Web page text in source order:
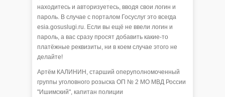
находитесь и авторизуетесь, вводя свои логин и
пароль. В случае с порталом Госуслуг это всегда
esia.gosuslugi.ru. Если вы ещё не ввели логин и
пароль, а вас сразу просят добавить какие-то
платёжные реквизиты, ни в коем случае этого не
делайте!
Артём КАЛИНИН, старший оперуполномоченный
группы уголовного розыска ОП № 2 МО МВД России
"Ишимский", капитан полиции